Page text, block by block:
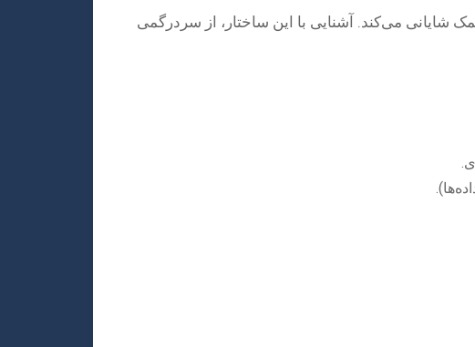
شایانی می‌کند. آشنایی با این ساختار، از سردرگمی